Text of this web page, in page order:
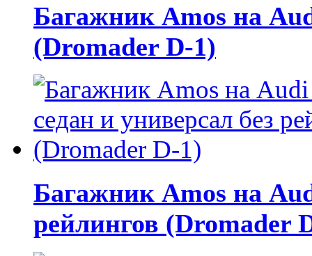
Багажник Amos на
(Dromader D-1)
Багажник Amos на
рейлингов (Dromader